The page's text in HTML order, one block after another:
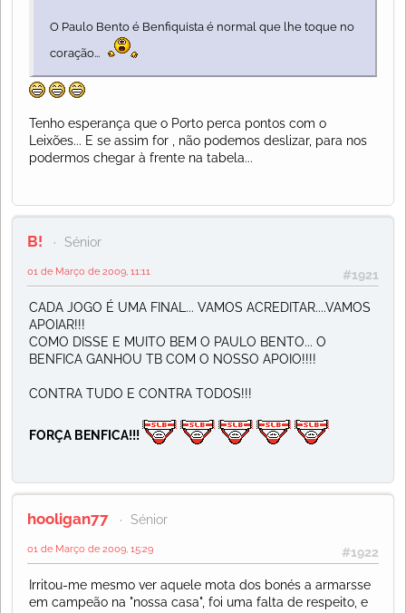
O Paulo Bento é Benfiquista é normal que lhe toque no
coração...
Tenho esperança que o Porto perca pontos com o
Leixões... E se assim for , não podemos deslizar, para nos
podermos chegar à frente na tabela...
B! Sénior
#1921
01 de Março de 2009, 11:11
CADA JOGO É UMA FINAL... VAMOS ACREDITAR....VAMOS
APOIAR!!!
COMO DISSE E MUITO BEM O PAULO BENTO... O
BENFICA GANHOU TB COM O NOSSO APOIO!!!!
CONTRA TUDO E CONTRA TODOS!!!
FORÇA BENFICA!!!
hooligan77 Sénior
#1922
01 de Março de 2009, 15:29
Irritou-me mesmo ver aquele mota dos bonés a armarsse
em campeão na "nossa casa", foi uma falta de respeito, e